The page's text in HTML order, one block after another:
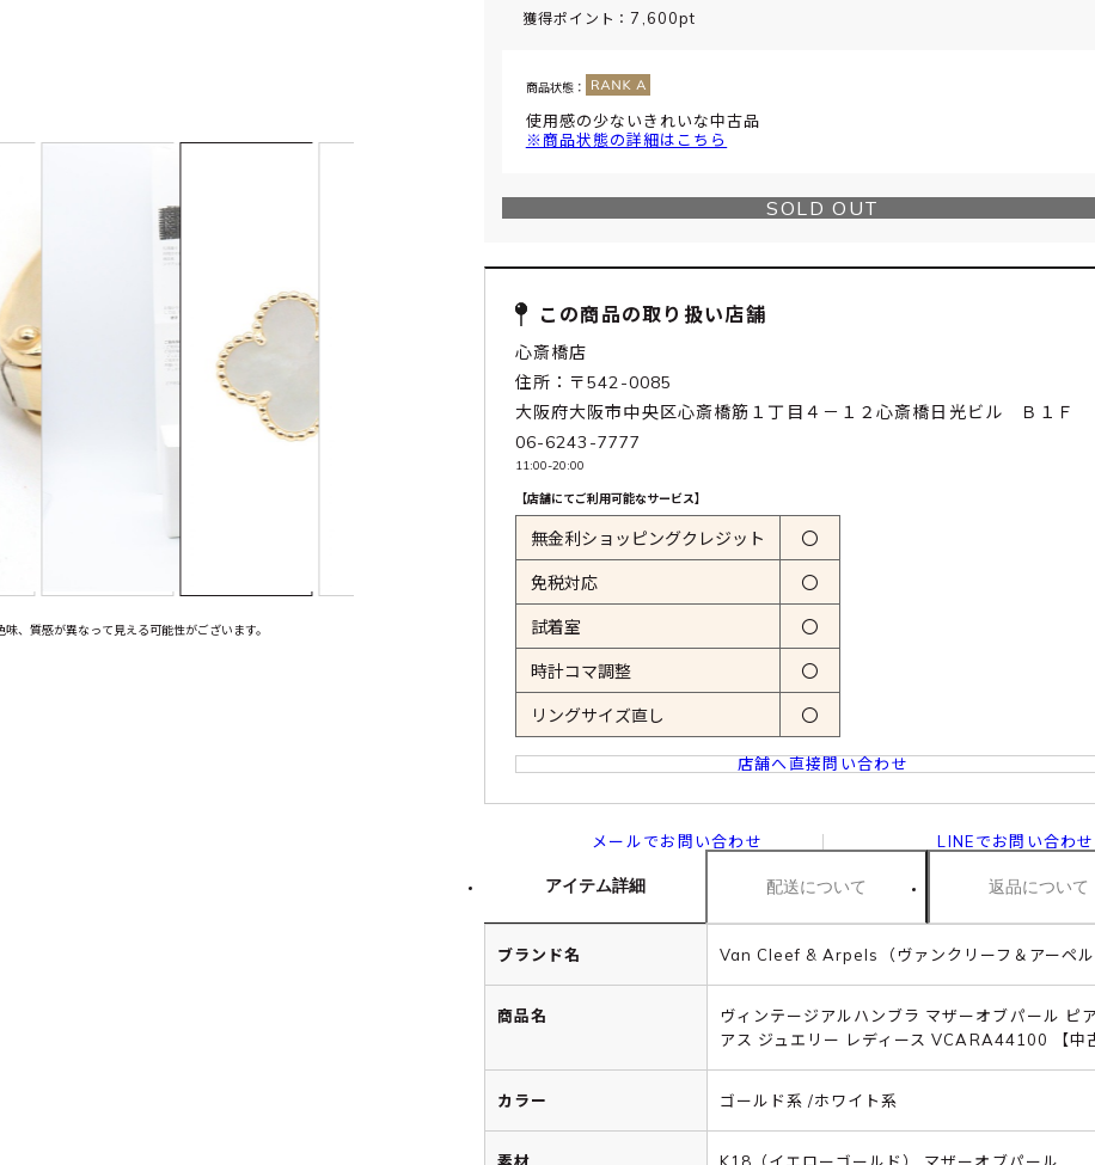
、質感が異なって見える可能性がございます。
獲得ポイント： 7,600pt
商品状態：
使用感の少ないきれいな中古品
※商品状態の詳細はこちら
SOLD OUT
この商品の取り扱い店舗
心斎橋店
住所：〒542-0085
大阪府大阪市中央区心斎橋筋１丁目４－１２心斎橋日光ビル Ｂ１Ｆ
06-6243-7777
11:00-20:00
【店舗にてご利用可能なサービス】
無金利ショッピングクレジット 〇
免税対応 〇
試着室 〇
時計コマ調整 〇
リングサイズ直し 〇
店舗へ直接問い合わせ
メールでお問い合わせ LINEでお問い合わせ
アイテム詳細 配送について 返品について
ブランド名 Van Cleef & Arpels（ヴァンクリーフ＆アーペ
商品名
ヴィンテージアルハンブラ マザーオブパール ピ
アス ジュエリー レディース VCARA44100 【中
カラー ゴールド系 /ホワイト系
素材 K18（イエローゴールド） マザーオブパール